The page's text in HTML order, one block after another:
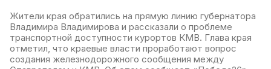
Жители края обратились на прямую линию губернатора
Владимира Владимирова и рассказали о проблеме
транспортной доступности курортов КМВ. Глава края
отметил, что краевые власти проработают вопрос
создания железнодорожного сообщения между